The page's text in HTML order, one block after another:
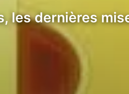
les dernières